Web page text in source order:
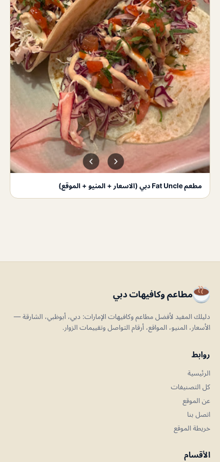
مطعم Fat Uncle دبي (الاسعار + المنيو + الموقع)
مطاعم وكافيهات دبي
دليلك المفيد لأفضل مطاعم وكافيهات الإمارات: دبي، أبوظبي، الشارقة —
الأسعار، المنيو، المواقع، أرقام التواصل وتقييمات الزوار.
روابط
الرئيسية
كل التصنيفات
عن الموقع
اتصل بنا
خريطة الموقع
الأقسام